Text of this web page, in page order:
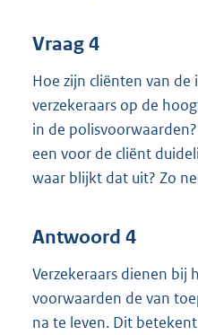
Vraag 4
Hoe zijn cliënten van
verzekeraars op de
in de
een voor de cliënt
waar blijkt dat uit? Zo
Antwoord 4
Verzekeraars dienen bij
voorwaarden de van
na te leven. Dit